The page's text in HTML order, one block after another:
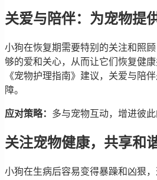
关爱与陪伴：为宠物提
小狗在恢复期需要特别的关注和照
够的爱和关心，从而让它们恢复健
《宠物护理指南》建议，关爱与陪
障。
应对策略： 多与宠物互动，增进彼
关注宠物健康，共享和
小狗在生病后容易变得暴躁和凶狠